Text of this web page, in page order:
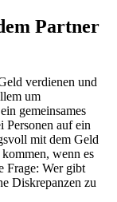
Partner
verdienen und
um
gemeinsames
auf ein
mit dem Geld
, wenn es
Frage: Wer gibt
Diskrepanzen zu